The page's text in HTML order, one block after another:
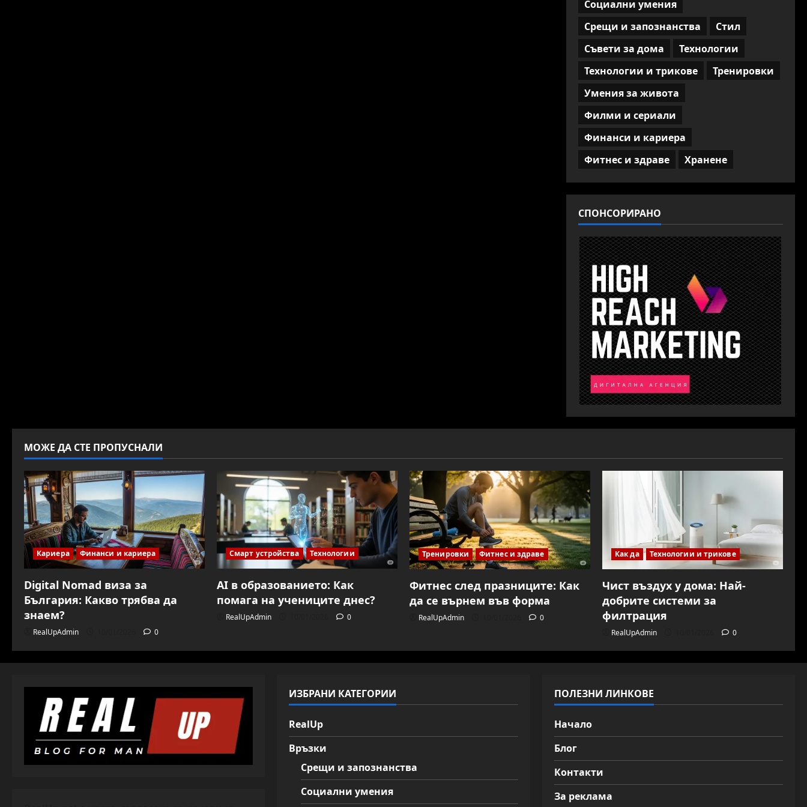
Социални умения
Срещи и запознанства
Стил
Съвети за дома
Технологии
Технологии и трикове
Тренировки
Умения за живота
Филми и сериали
Финанси и кариера
Фитнес и здраве
Хранене
СПОНСОРИРАНО
МОЖЕ ДА СТЕ ПРОПУСНАЛИ
Кариера Финанси и кариера
Digital Nomad виза за
България: Какво трябва да
знаем?
RealUpAdmin 0
Смарт устройства Технологии
AI в образованието: Как
помага на учениците днес?
RealUpAdmin 0
Тренировки Фитнес и здраве
Фитнес след празниците: Как
да се върнем във форма
RealUpAdmin 0
Как да Технологии и трикове
Чист въздух у дома: Най-
добрите системи за
филтрация
RealUpAdmin 0
ИЗБРАНИ КАТЕГОРИИ
RealUp
Връзки
Срещи и запознанства
Социални умения
ПОЛЕЗНИ ЛИНКОВЕ
Начало
Блог
Контакти
За реклама